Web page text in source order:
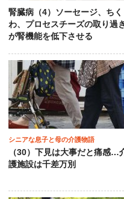
腎臓病（4）ソーセージ、ちく
わ、プロセスチーズの取り過
が腎機能を低下させる
シニアな息子と母の介護物語
（30）下見は大事だと痛感…
護施設は千差万別